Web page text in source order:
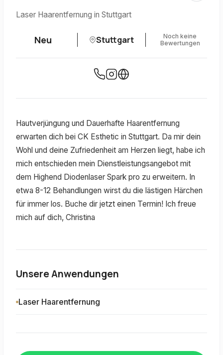
Laser Haarentfernung in Stuttgart
Neu Stuttgart
Noch keine
Bewertungen
Hautverjüngung und Dauerhafte Haarentfernung
erwarten dich bei CK Esthetic in Stuttgart. Da mir dein
Wohl und deine Zufriedenheit am Herzen liegt, habe ich
mich entschieden mein Dienstleistungsangebot mit
dem Highend Diodenlaser Spark pro zu erweitern. In
etwa 8-12 Behandlungen wirst du die lästigen Härchen
für immer los. Buche dir jetzt einen Termin! Ich freue
mich auf dich, Christina
Unsere Anwendungen
Laser Haarentfernung